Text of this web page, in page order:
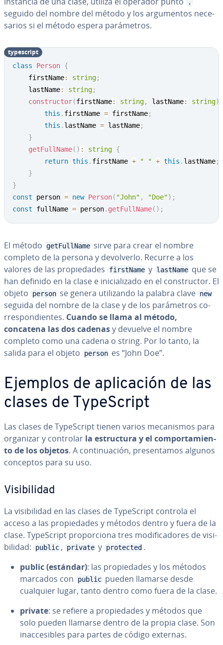
.
seguido del nombre del método y los ar­gu­me­n­tos ne­ce­
sa­rios si el método espera pa­rá­me­tros.
class Person {
    firstName
: string;
    lastName
: string;
constructor(firstName: string, lastName: string)
this . firstName = firstName;
this . lastName = lastName;
}
getFullName( ) : string {
return this . firstName + " " + this . lastName;
}
}
const person = new Person( "John" , "Doe") ;
const fullName = person. getFullName( ) ;
ty­pe­s­cri­pt
El método getFullName sirve para crear el nombre
completo de la persona y de­vo­l­ve­r­lo. Recurre a los
valores de las pro­pie­da­des
firstName y lastName que se
han definido en la clase e ini­cia­li­za­do en el co­n­s­tru­c­tor. El
objeto
person se genera uti­li­za­n­do la palabra clave new
seguida del nombre de la clase y de los pa­rá­me­tros co­
rre­s­po­n­die­n­tes. Cuando se llama al método,
concatena las dos cadenasy devuelve el nombre
completo como una cadena o string. Por lo tanto, la
salida para el objeto
person es “John Doe”.
Ejemplos de apli­ca­ción de las
clases de Ty­pe­S­cri­pt
Las clases de Ty­pe­S­cri­pt tienen varios me­ca­ni­s­mos para
organizar y controlar la es­tru­c­tu­ra y el co­m­po­r­ta­mie­n­
to de los objetos. A co­n­ti­nua­ción, pre­se­n­ta­mos algunos
conceptos para su uso.
Vi­si­bi­li­dad
La vi­si­bi­li­dad en las clases de Ty­pe­S­cri­pt controla el
acceso a las pro­pie­da­des y métodos dentro y fuera de la
clase. Ty­pe­S­cri­pt pro­po­r­cio­na tres mo­di­fi­ca­do­res de vi­si­
bi­li­dad:
public , private y protected .
public (estándar): las pro­pie­da­des y los métodos
marcados con
public pueden llamarse desde
cualquier lugar, tanto dentro como fuera de la clase.
private: se refiere a pro­pie­da­des y métodos que
solo pueden llamarse dentro de la propia clase. Son
inac­ce­si­bles para partes de código externas.